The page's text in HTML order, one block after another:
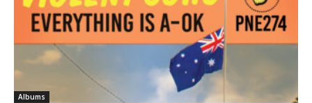
Albums